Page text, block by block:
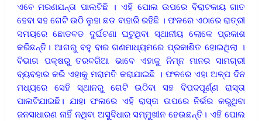
ଏବେ ମରଣଯନ୍ତା ପାଲଟିଛି । ଏହି ପୋଲ ଉପରେ ବିରାଟକାୟ ଗାତ
ହେବା ସହ ଗେଟି ଉଠି ଲୁହା ଛଡ ବାହାରି ରହିଛି । ଫଳରେ ଏଠାରେ ରାତ୍ରୀ
ସମୟରେ ଛୋଡବଡ ଦୁର୍ଘଟଣା ଘଟୁଥିବା ସ୍ଥାନୀୟ ଲୋକେ ପ୍ରକାଶ
କରିଛନ୍ତି। ଆଗରୁ ବହୁ ବାର ଗଣମାଧ୍ୟମରେ ପ୍ରକାଶିତ ହୋଇଥିଲା ।
ବିଭାଗ ପକ୍ଷରୁ ତରବରିଆ ଭାବେ ଏହାକୁ ନିମ୍ନ ମାନର ସାମଗ୍ରୀ
ବ୍ୟବହାର କରି ଏହାକୁ ମରାମତି କରାଯାଇଛି । ଫଳରେ ଏହା ଅଳ୍ପ ଦିନ
ମଧ୍ୟରେ ସେହି ସ୍ଥାନରୁ ଗେଟି ଉଠିବା ସହ ବିପଦପୂର୍ଣ୍ଣ ରାସ୍ତା
ପାଲଟିଯାଇଛି। ଯାହା ଫଲରେ ଏହି ରାସ୍ତା ଉପରେ ନିର୍ଭର କରୁଥିବା
ଜନସାଧାରଣ ନାହିଁ ନଥିବା ଅସୁବିଧାର ସମ୍ମୁଖୀନ ହେଉଛନ୍ତି। ଏହି ପୋଲ